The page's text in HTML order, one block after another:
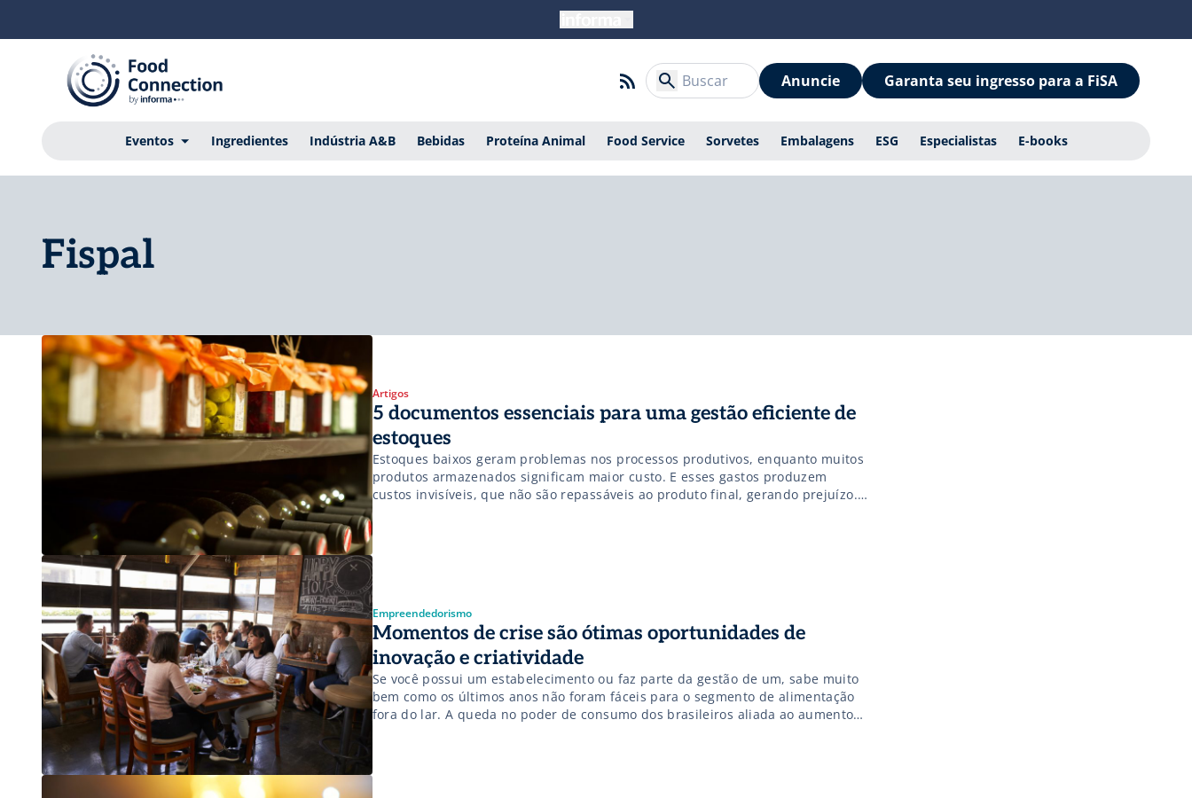
Anuncie Garanta seu ingresso para a FiSA
Eventos Ingredientes Indústria A&B Bebidas Proteína Animal Food Service Sorvetes Embalagens ESG Especialistas E-books
Fispal
Artigos
5 documentos essenciais para uma gestão eficiente de
estoques
Estoques baixos geram problemas nos processos produtivos, enquanto muitos
produtos armazenados significam maior custo. E esses gastos produzem
custos invisíveis, que não são repassáveis ao produto final, gerando prejuízo.
Manter os estoques de estabelecimentos de alimentação fora do lar
organizados não é algo complicado, na opinião da coordenadora do curso de
Empreendedorismo
Momentos de crise são ótimas oportunidades de
inovação e criatividade
Se você possui um estabelecimento ou faz parte da gestão de um, sabe muito
bem como os últimos anos não foram fáceis para o segmento de alimentação
fora do lar. A queda no poder de consumo dos brasileiros aliada ao aumento